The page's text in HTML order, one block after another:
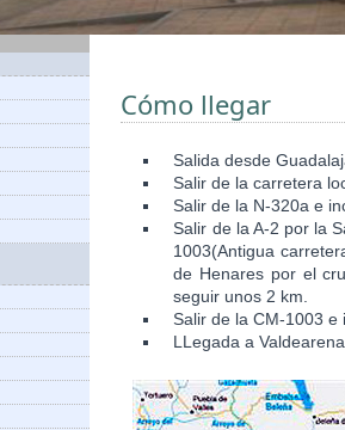
Cómo llegar
Salida desde
Salir de la carretera
Salir de la N-320a e
Salir de la A-2 por la
1003(Antigua
de Henares por el
seguir unos 2 km.
Salir de la CM-1003
LLegada a